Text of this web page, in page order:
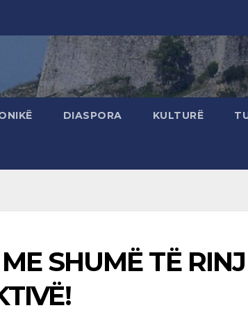
DIASPORA KULTURË
SHUMË TË RINJ